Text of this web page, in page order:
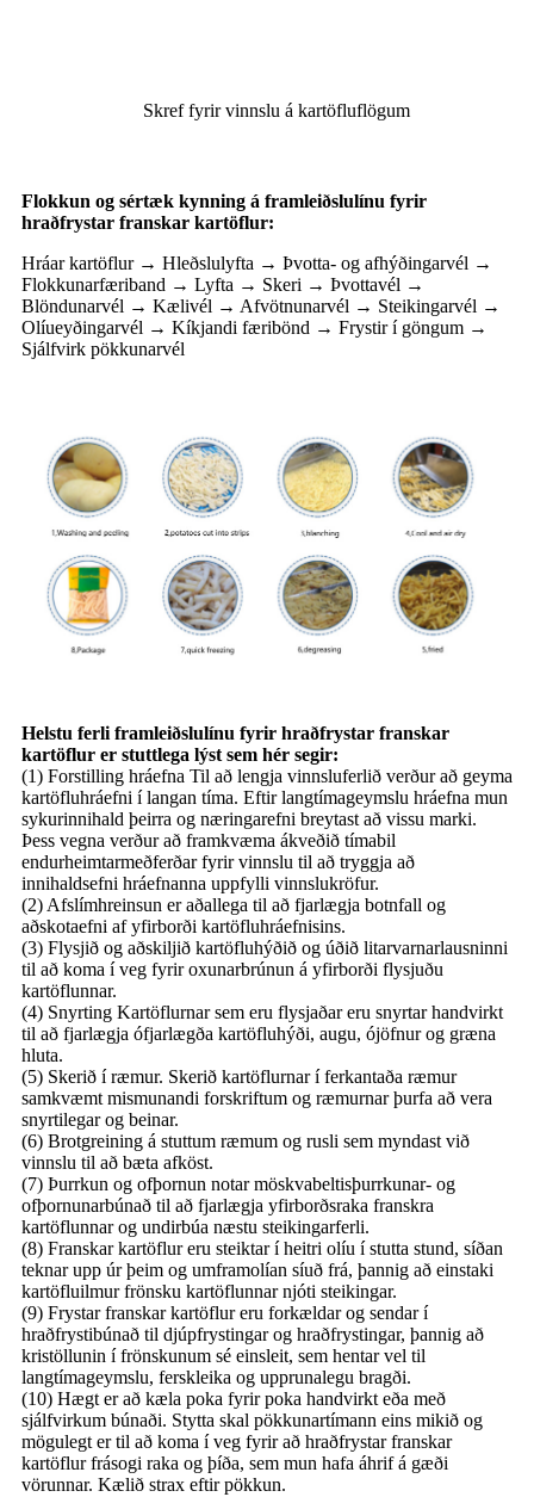
Skref fyrir vinnslu á kartöfluflögum
Flokkun og sértæk kynning á framleiðslulínu fyrir
hraðfrystar franskar kartöflur:
Hráar kartöflur → Hleðslulyfta → Þvotta- og afhýðingarvél →
Flokkunarfæriband → Lyfta → Skeri → Þvottavél →
Blöndunarvél → Kælivél → Afvötnunarvél → Steikingarvél →
Olíueyðingarvél → Kíkjandi færibönd → Frystir í göngum →
Sjálfvirk pökkunarvél
Helstu ferli framleiðslulínu fyrir hraðfrystar franskar
kartöflur er stuttlega lýst sem hér segir:
(1) Forstilling hráefna Til að lengja vinnsluferlið verður að geyma
kartöfluhráefni í langan tíma. Eftir langtímageymslu hráefna mun
sykurinnihald þeirra og næringarefni breytast að vissu marki.
Þess vegna verður að framkvæma ákveðið tímabil
endurheimtarmeðferðar fyrir vinnslu til að tryggja að
innihaldsefni hráefnanna uppfylli vinnslukröfur.
(2) Afslímhreinsun er aðallega til að fjarlægja botnfall og
aðskotaefni af yfirborði kartöfluhráefnisins.
(3) Flysjið og aðskiljið kartöfluhýðið og úðið litarvarnarlausninni
til að koma í veg fyrir oxunarbrúnun á yfirborði flysjuðu
kartöflunnar.
(4) Snyrting Kartöflurnar sem eru flysjaðar eru snyrtar handvirkt
til að fjarlægja ófjarlægða kartöfluhýði, augu, ójöfnur og græna
hluta.
(5) Skerið í ræmur. Skerið kartöflurnar í ferkantaða ræmur
samkvæmt mismunandi forskriftum og ræmurnar þurfa að vera
snyrtilegar og beinar.
(6) Brotgreining á stuttum ræmum og rusli sem myndast við
vinnslu til að bæta afköst.
(7) Þurrkun og ofþornun notar möskvabeltisþurrkunar- og
ofþornunarbúnað til að fjarlægja yfirborðsraka franskra
kartöflunnar og undirbúa næstu steikingarferli.
(8) Franskar kartöflur eru steiktar í heitri olíu í stutta stund, síðan
teknar upp úr þeim og umframolían síuð frá, þannig að einstaki
kartöfluilmur frönsku kartöflunnar njóti steikingar.
(9) Frystar franskar kartöflur eru forkældar og sendar í
hraðfrystibúnað til djúpfrystingar og hraðfrystingar, þannig að
kristöllunin í frönskunum sé einsleit, sem hentar vel til
langtímageymslu, ferskleika og upprunalegu bragði.
(10) Hægt er að kæla poka fyrir poka handvirkt eða með
sjálfvirkum búnaði. Stytta skal pökkunartímann eins mikið og
mögulegt er til að koma í veg fyrir að hraðfrystar franskar
kartöflur frásogi raka og þíða, sem mun hafa áhrif á gæði
vörunnar. Kælið strax eftir pökkun.